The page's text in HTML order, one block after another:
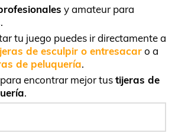
y amateur para
.
tu juego puedes ir directamente a
de esculpir o entresacaro a
de peluquería.
encontrar mejor tustijeras de
.